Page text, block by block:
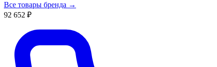
Все товары бренда →
92 652 ₽